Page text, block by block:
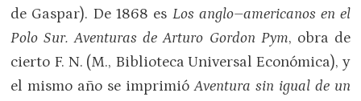
de Gaspar). De 1868 es Los anglo–americanos en el
Polo Sur. Aventuras de Arturo Gordon Pym, obra de
cierto F. N. (M., Biblioteca Universal Económica), y
el mismo año se imprimióAventura sin igual de un